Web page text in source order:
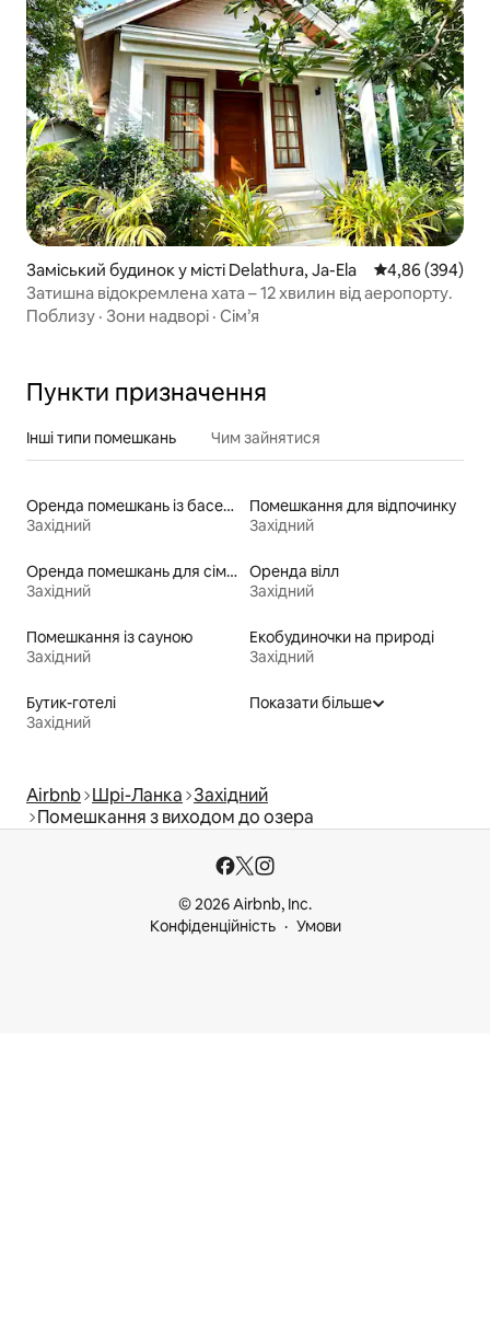
Заміський будинок у місті Delathura, Ja-Ela Середня
4,86 (394)
Затишна відокремлена хата – 12 хвилин від аеропорту.
Поблизу · Зони надворі · Сім’я
Пункти призначення
Інші типи помешкань Чим зайнятися
Оренда помешкань із басейном
Західний
Помешкання для відпочинку
Західний
Оренда помешкань для сімей
Західний
Оренда вілл
Західний
Помешкання із сауною
Західний
Екобудиночки на природі
Західний
Бутик-готелі
Західний
Показати більше
Airbnb Шрі-Ланка Західний
Помешкання з виходом до озера
© 2026 Airbnb, Inc.
Конфіденційність
Умови